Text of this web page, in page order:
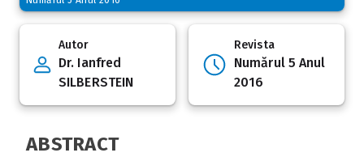
Autor
Dr. Ianfred
SILBERSTEIN
Revista
Numărul 5 Anul
2016
ABSTRACT